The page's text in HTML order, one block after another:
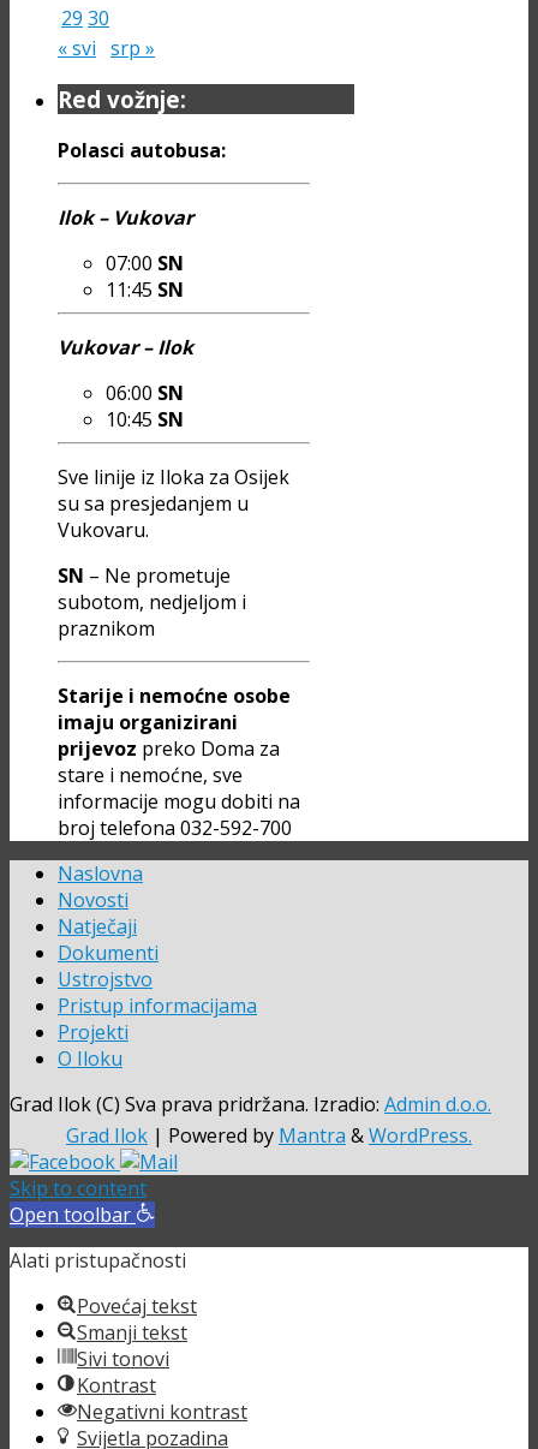
29 30
« svi srp »
Red vožnje:
Polasci autobusa:
Ilok – Vukovar
07:00 SN
11:45 SN
Vukovar – Ilok
06:00 SN
10:45 SN
Sve linije iz Iloka za Osijek
su sa presjedanjem u
Vukovaru.
SN – Ne prometuje
subotom, nedjeljom i
praznikom
Starije i nemoćne osobe
imaju organizirani
prijevoz preko Doma za
stare i nemoćne, sve
informacije mogu dobiti na
broj telefona 032-592-700
Naslovna
Novosti
Natječaji
Dokumenti
Ustrojstvo
Pristup informacijama
Projekti
O Iloku
Grad Ilok (C) Sva prava pridržana. Izradio: Admin d.o.o.
Grad Ilok | Powered by Mantra &WordPress.
Skip to content
Open toolbar
Alati pristupačnosti
Povećaj tekst
Smanji tekst
Sivi tonovi
Kontrast
Negativni kontrast
Svijetla pozadina